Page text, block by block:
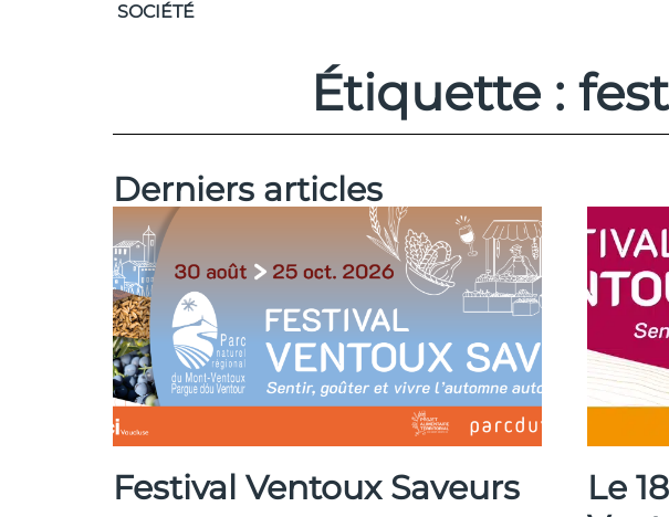
SOCIÉTÉ
Étiquette :
Derniers articles
Festival Ventoux Saveurs
Le